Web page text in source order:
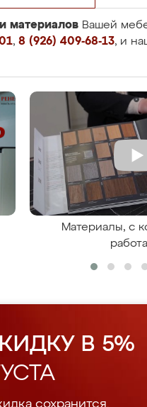
материалов Вашей
, 8 (926) 409-68-13, и
Материалы, с
В 5%
сохранится.